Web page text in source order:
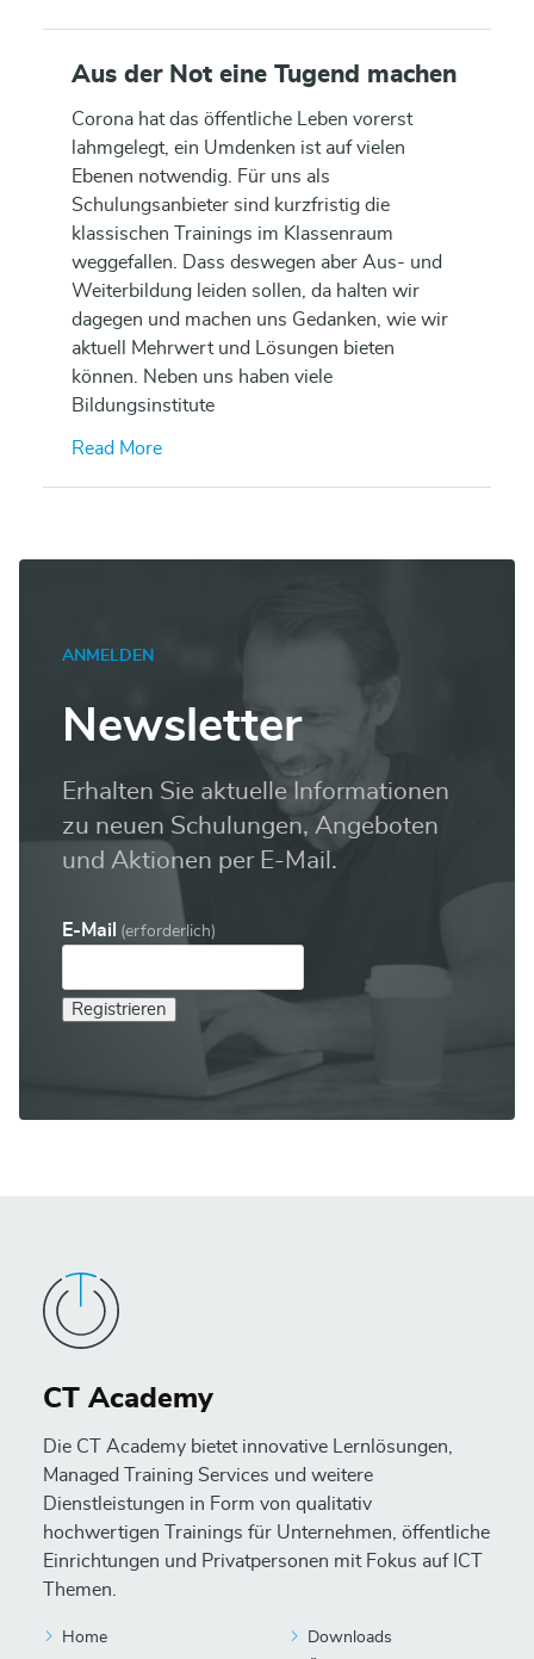
Aus der Not eine Tugend machen
Corona hat das öffentliche Leben vorerst
lahmgelegt, ein Umdenken ist auf vielen
Ebenen notwendig. Für uns als
Schulungsanbieter sind kurzfristig die
klassischen Trainings im Klassenraum
weggefallen. Dass deswegen aber Aus- und
Weiterbildung leiden sollen, da halten wir
dagegen und machen uns Gedanken, wie wir
aktuell Mehrwert und Lösungen bieten
können. Neben uns haben viele
Bildungsinstitute
Read More
ANMELDEN
Newsletter
Erhalten Sie aktuelle Informationen
zu neuen Schulungen, Angeboten
und Aktionen per E-Mail.
E-Mail (erforderlich)
Registrieren
CT Academy
Die CT Academy bietet innovative Lernlösungen,
Managed Training Services und weitere
Dienstleistungen in Form von qualitativ
hochwertigen Trainings für Unternehmen, öffentliche
Einrichtungen und Privatpersonen mit Fokus auf ICT
Themen.
Home
Downloads